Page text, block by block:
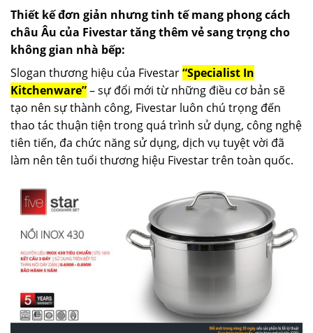
Thiết kế đơn giản nhưng tinh tế mang phong cách
châu Âu của Fivestar tăng thêm vẻ sang trọng cho
không gian nhà bếp:
Slogan thương hiệu của Fivestar“Specialist In
Kitchenware”– sự đổi mới từ những điều cơ bản sẽ
tạo nên sự thành công, Fivestar luôn chú trọng đến
thao tác thuận tiện trong quá trình sử dụng, công nghệ
tiên tiến, đa chức năng sử dụng, dịch vụ tuyệt vời đã
làm nên tên tuổi thương hiệu Fivestar trên toàn quốc.